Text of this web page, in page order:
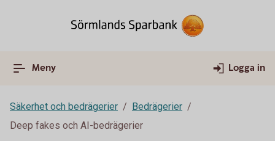
Meny Logga in
Säkerhet och bedrägerier
Bedrägerier
Deep fakes och AI-bedrägerier